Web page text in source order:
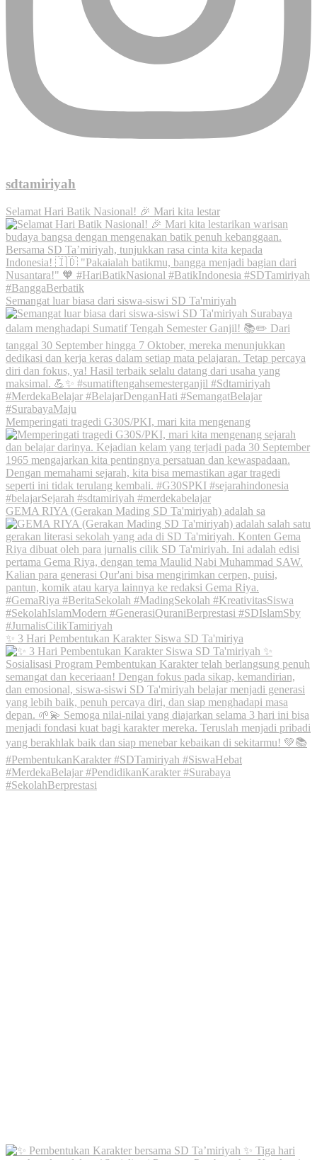
sdtamiriyah
Selamat Hari Batik Nasional! 🎉 Mari kita lestar
Semangat luar biasa dari siswa-siswi SD Ta'miriyah
Memperingati tragedi G30S/PKI, mari kita mengenang
GEMA RIYA (Gerakan Mading SD Ta'miriyah) adalah sa
✨ 3 Hari Pembentukan Karakter Siswa SD Ta'miriya